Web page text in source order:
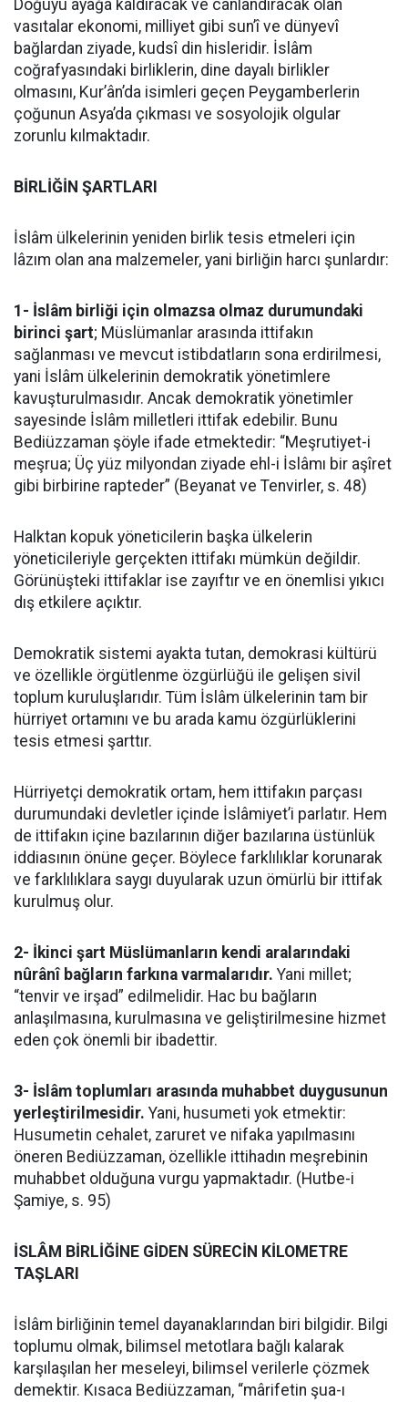
Doğuyu ayağa kaldıracak ve canlandıracak olan
vasıtalar ekonomi, milliyet gibi sun’î ve dünyevî
bağlardan ziyade, kudsî din hisleridir. İslâm
coğrafyasındaki birliklerin, dine dayalı birlikler
olmasını, Kur’ân’da isimleri geçen Peygamberlerin
çoğunun Asya’da çıkması ve sosyolojik olgular
zorunlu kılmaktadır.
BİRLİĞİN ŞARTLARI
İslâm ülkelerinin yeniden birlik tesis etmeleri için
lâzım olan ana malzemeler, yani birliğin harcı şunlardır:
1- İslâm birliği için olmazsa olmaz durumundaki
birinci şart; Müslümanlar arasında ittifakın
sağlanması ve mevcut istibdatların sona erdirilmesi,
yani İslâm ülkelerinin demokratik yönetimlere
kavuşturulmasıdır. Ancak demokratik yönetimler
sayesinde İslâm milletleri ittifak edebilir. Bunu
Bediüzzaman şöyle ifade etmektedir: “Meşrutiyet-i
meşrua; Üç yüz milyondan ziyade ehl-i İslâmı bir aşîret
gibi birbirine rapteder” (Beyanat ve Tenvirler, s. 48)
Halktan kopuk yöneticilerin başka ülkelerin
yöneticileriyle gerçekten ittifakı mümkün değildir.
Görünüşteki ittifaklar ise zayıftır ve en önemlisi yıkıcı
dış etkilere açıktır.
Demokratik sistemi ayakta tutan, demokrasi kültürü
ve özellikle örgütlenme özgürlüğü ile gelişen sivil
toplum kuruluşlarıdır. Tüm İslâm ülkelerinin tam bir
hürriyet ortamını ve bu arada kamu özgürlüklerini
tesis etmesi şarttır.
Hürriyetçi demokratik ortam, hem ittifakın parçası
durumundaki devletler içinde İslâmiyet’i parlatır. Hem
de ittifakın içine bazılarının diğer bazılarına üstünlük
iddiasının önüne geçer. Böylece farklılıklar korunarak
ve farklılıklara saygı duyularak uzun ömürlü bir ittifak
kurulmuş olur.
2- İkinci şart Müslümanların kendi aralarındaki
nûrânî bağların farkına varmalarıdır. Yani millet;
“tenvir ve irşad” edilmelidir. Hac bu bağların
anlaşılmasına, kurulmasına ve geliştirilmesine hizmet
eden çok önemli bir ibadettir.
3- İslâm toplumları arasında muhabbet duygusunun
yerleştirilmesidir. Yani, husumeti yok etmektir:
Husumetin cehalet, zaruret ve nifaka yapılmasını
öneren Bediüzzaman, özellikle ittihadın meşrebinin
muhabbet olduğuna vurgu yapmaktadır. (Hutbe-i
Şamiye, s. 95)
İSLÂM BİRLİĞİNE GİDEN SÜRECİN KİLOMETRE
TAŞLARI
İslâm birliğinin temel dayanaklarından biri bilgidir. Bilgi
toplumu olmak, bilimsel metotlara bağlı kalarak
karşılaşılan her meseleyi, bilimsel verilerle çözmek
demektir. Kısaca Bediüzzaman, “mârifetin şua-ı